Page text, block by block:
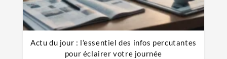
Actu du jour : l’essentiel des infos percutantes
pour éclairer votre journée